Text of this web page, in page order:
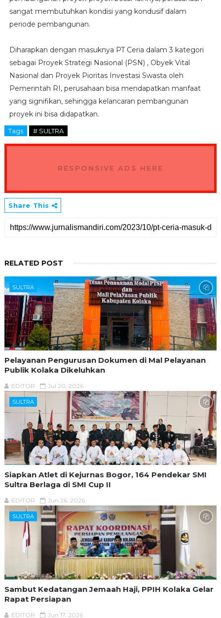
sangat membutuhkan kondisi yang kondusif dalam
periode pembangunan.
Diharapkan dengan masuknya PT Ceria dalam 3 kategori
sebagai Proyek Strategi Nasional (PSN) , Obyek Vital
Nasional dan Proyek Pioritas Investasi Swasta oleh
Pemerintah RI, perusahaan bisa mendapatkan manfaat
yang signifikan, sehingga kelancaran pembangunan
proyek ini bisa didapatkan.
Tags # SULTRA
RESPONSIVE ADS HERE
Share This
RELATED POST
SULTRA
Pelayanan Pengurusan Dokumen di Mal Pelayanan
Publik Kolaka Dikeluhkan
EDITOR Jul 20, 2026
SULTRA
Siapkan Atlet di Kejurnas Bogor, 164 Pendekar SMI
Sultra Berlaga di SMI Cup II
EDITOR Jun 26, 2026
SULTRA
Sambut Kedatangan Jemaah Haji, PPIH Kolaka Gelar
Rapat Persiapan
EDITOR Jun 17, 2026